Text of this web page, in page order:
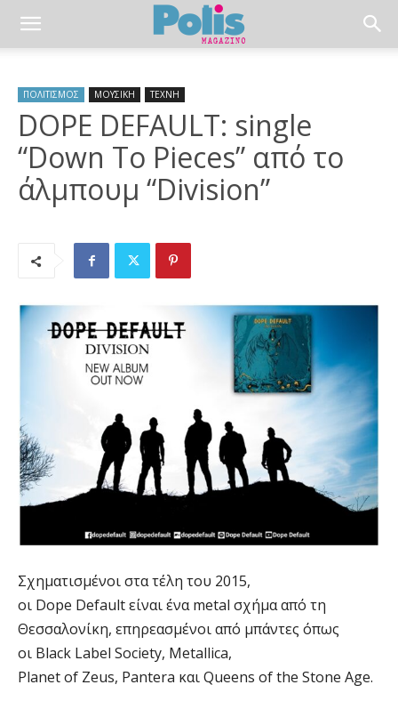
ΠΟΛΙΤΙΣΜΟΣ ΜΟΥΣΙΚΗ ΤΕΧΝΗ
DOPE DEFAULT: single
“Down To Pieces” από το
άλμπουμ “Division”
Σχηματισμένοι στα τέλη του 2015,
οι Dope Default είναι ένα metal σχήμα από τη
Θεσσαλονίκη, επηρεασμένοι από μπάντες όπως
οι Black Label Society, Metallica,
Planet of Zeus, Pantera και Queens of the Stone Age.